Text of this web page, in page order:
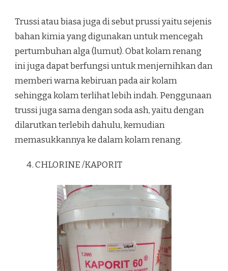
Trussi atau biasa juga di sebut prussi yaitu sejenis
bahan kimia yang digunakan untuk mencegah
pertumbuhan alga (lumut). Obat kolam renang
ini juga dapat berfungsi untuk menjernihkan dan
memberi warna kebiruan pada air kolam
sehingga kolam terlihat lebih indah. Penggunaan
trussi juga sama dengan soda ash, yaitu dengan
dilarutkan terlebih dahulu, kemudian
memasukkannya ke dalam kolam renang.
CHLORINE /KAPORIT